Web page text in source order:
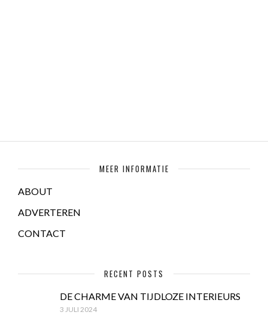
MEER INFORMATIE
ABOUT
ADVERTEREN
CONTACT
RECENT POSTS
DE CHARME VAN TIJDLOZE INTERIEURS
3 JULI 2024